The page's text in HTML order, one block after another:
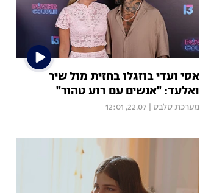
אסי ועדי בוזגלו בחזית מול שיר
ואלעד: "אנשים עם רוע טהור"
מערכת סלבס 22.07, 12:01